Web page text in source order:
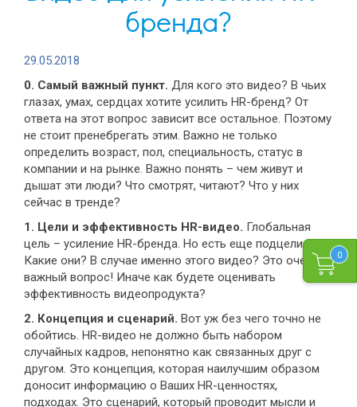
0
бренда?
29.05.2018
0. Самый важный пункт. Для кого это видео? В чьих
глазах, умах, сердцах хотите усилить HR-бренд? От
ответа на этот вопрос зависит все остальное. Поэтому
не стоит пренебрегать этим. Важно не только
определить возраст, пол, специальность, статус в
компании и на рынке. Важно понять – чем живут и
дышат эти люди? Что смотрят, читают? Что у них
сейчас в тренде?
1. Цели и эффективность HR-видео. Глобальная
цель – усиление HR-бренда. Но есть еще подцели.
Какие они? В случае именно этого видео? Это очень
важный вопрос! Иначе как будете оценивать
эффективность видеопродукта?
2. Концепция и сценарий. Вот уж без чего точно не
обойтись. HR-видео не должно быть набором
случайных кадров, непонятно как связанных друг с
другом. Это концепция, которая наилучшим образом
доносит информацию о Ваших HR-ценностях,
подходах. Это сценарий, который проводит мысли и